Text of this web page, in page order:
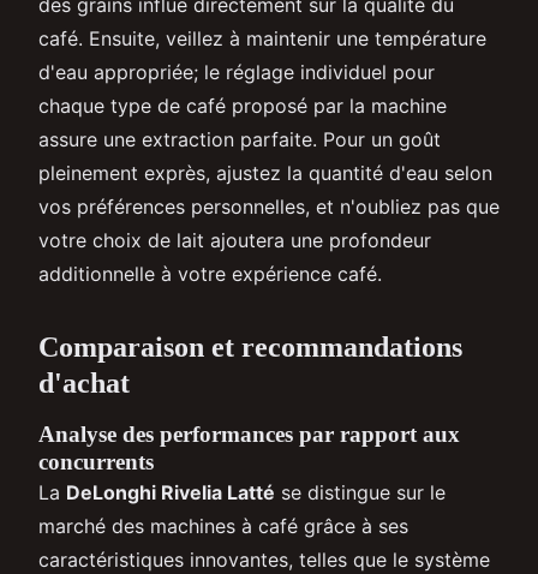
café. Ensuite, veillez à maintenir une température
d'eau appropriée; le réglage individuel pour
chaque type de café proposé par la machine
assure une extraction parfaite. Pour un goût
pleinement exprès, ajustez la quantité d'eau selon
vos préférences personnelles, et n'oubliez pas que
votre choix de lait ajoutera une profondeur
additionnelle à votre expérience café.
Comparaison et recommandations
d'achat
Analyse des performances par rapport aux
concurrents
La DeLonghi Rivelia Latté se distingue sur le
marché des machines à café grâce à ses
caractéristiques innovantes, telles que le système